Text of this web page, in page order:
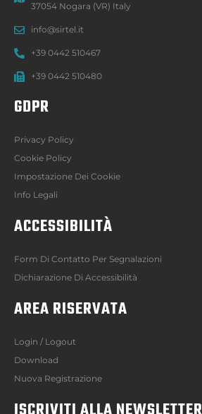
37054 Nogara (VR) Italy
info@sirtel.it
+39 0442 510467
+39 0442 510480
GDPR
Privacy Policy
Cookie Policy
Impostazione Dei Cookie
Info Legali
ACCESSIBILITÀ
Form Di Contatto Per Segnalazioni
Dichiarazione Di Accessibilità
AREA RISERVATA
Login / Logout
Download
Nuova Registrazione